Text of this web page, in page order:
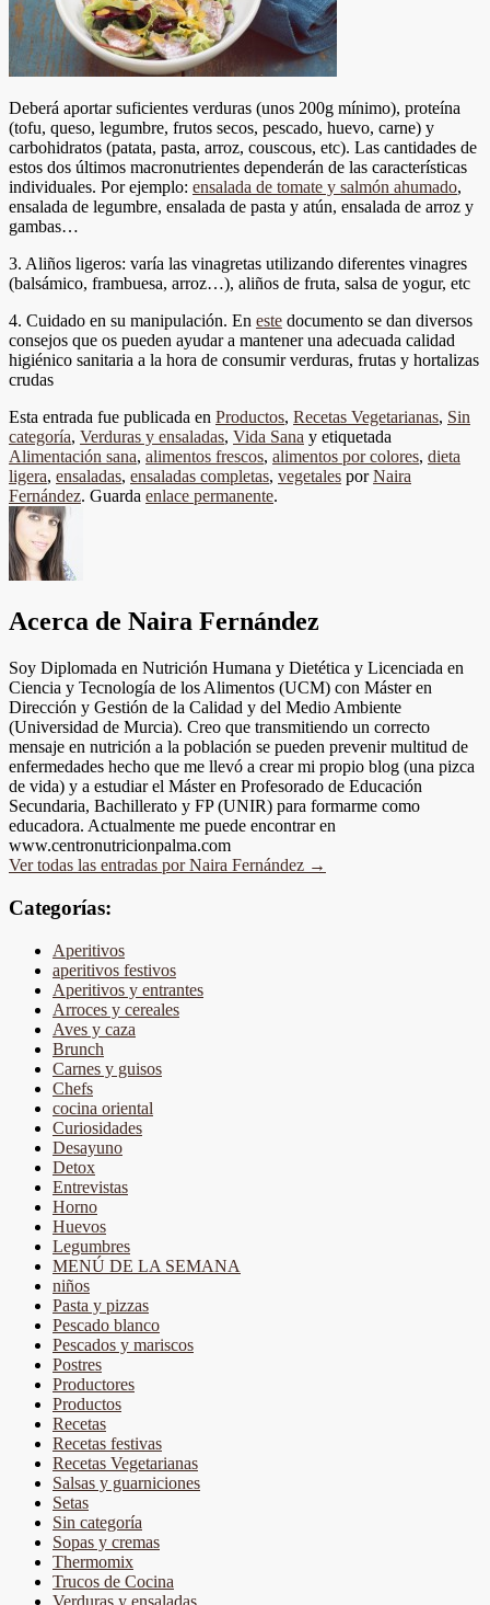
Deberá aportar suficientes verduras (unos 200g mínimo), proteína
(tofu, queso, legumbre, frutos secos, pescado, huevo, carne) y
carbohidratos (patata, pasta, arroz, couscous, etc). Las cantidades de
estos dos últimos macronutrientes dependerán de las características
individuales. Por ejemplo: ensalada de tomate y salmón ahumado,
ensalada de legumbre, ensalada de pasta y atún, ensalada de arroz y
gambas…
3. Aliños ligeros: varía las vinagretas utilizando diferentes vinagres
(balsámico, frambuesa, arroz…), aliños de fruta, salsa de yogur, etc
4. Cuidado en su manipulación. En este documento se dan diversos
consejos que os pueden ayudar a mantener una adecuada calidad
higiénico sanitaria a la hora de consumir verduras, frutas y hortalizas
crudas
Esta entrada fue publicada en Productos, Recetas Vegetarianas, Sin
categoría, Verduras y ensaladas, Vida Sana y etiquetada
Alimentación sana, alimentos frescos, alimentos por colores, dieta
ligera, ensaladas, ensaladas completas, vegetales porNaira
Fernández. Guarda enlace permanente.
Acerca de Naira Fernández
Soy Diplomada en Nutrición Humana y Dietética y Licenciada en
Ciencia y Tecnología de los Alimentos (UCM) con Máster en
Dirección y Gestión de la Calidad y del Medio Ambiente
(Universidad de Murcia). Creo que transmitiendo un correcto
mensaje en nutrición a la población se pueden prevenir multitud de
enfermedades hecho que me llevó a crear mi propio blog (una pizca
de vida) y a estudiar el Máster en Profesorado de Educación
Secundaria, Bachillerato y FP (UNIR) para formarme como
educadora. Actualmente me puede encontrar en
www.centronutricionpalma.com
Ver todas las entradas por Naira Fernández →
Categorías:
Aperitivos
aperitivos festivos
Aperitivos y entrantes
Arroces y cereales
Aves y caza
Brunch
Carnes y guisos
Chefs
cocina oriental
Curiosidades
Desayuno
Detox
Entrevistas
Horno
Huevos
Legumbres
MENÚ DE LA SEMANA
niños
Pasta y pizzas
Pescado blanco
Pescados y mariscos
Postres
Productores
Productos
Recetas
Recetas festivas
Recetas Vegetarianas
Salsas y guarniciones
Setas
Sin categoría
Sopas y cremas
Thermomix
Trucos de Cocina
Verduras y ensaladas